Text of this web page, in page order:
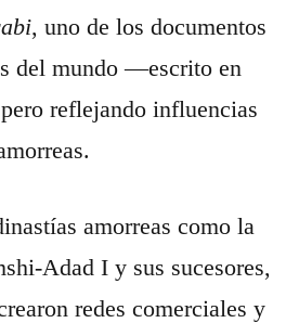
, uno de los documentos
del mundo —escrito en
reflejando influencias
amorreas como la
Adad I y sus sucesores,
redes comerciales y